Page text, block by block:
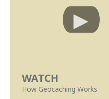
WATCH
How Geocaching Works